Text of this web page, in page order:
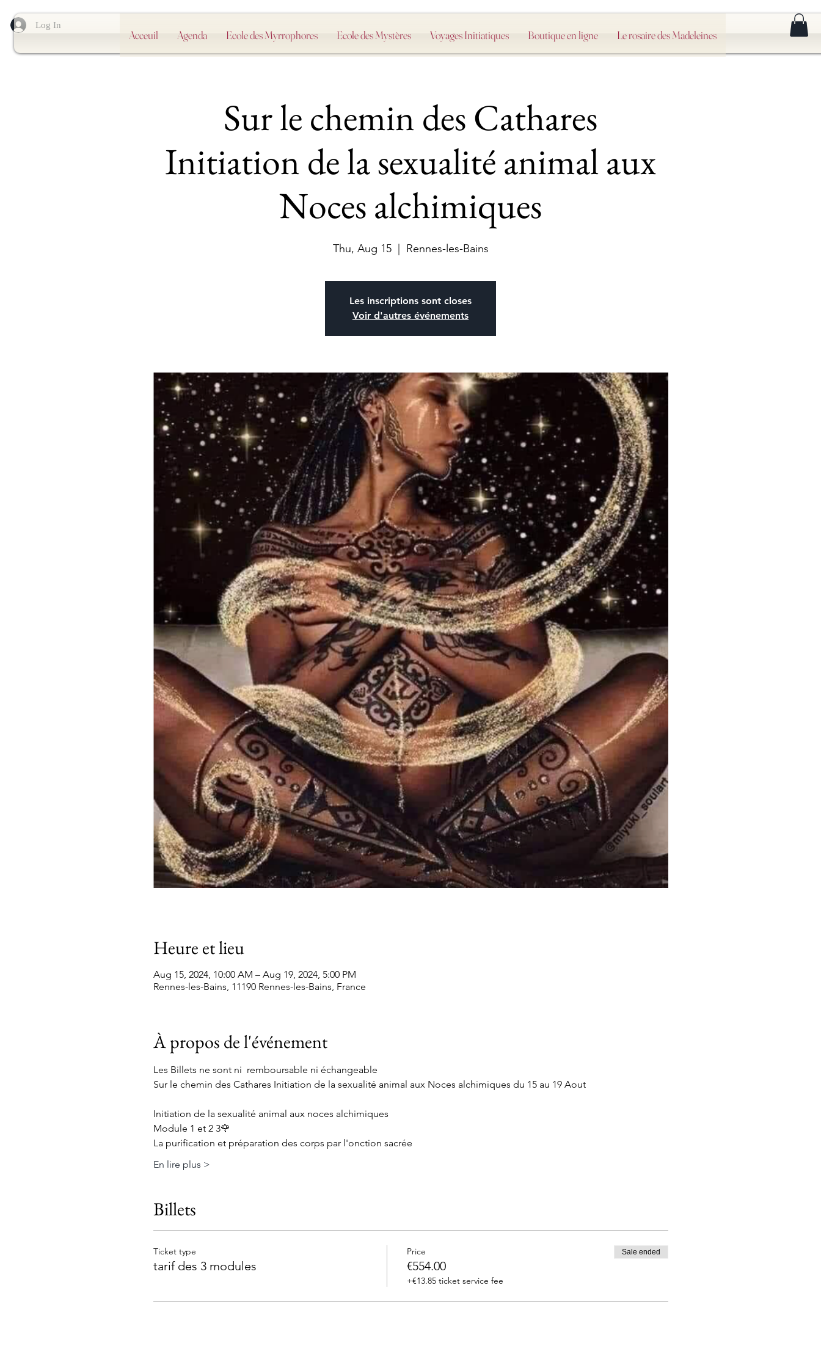
Log In
Acceuil Agenda Ecole des Myrrophores Ecole des Mystères Voyages Initiatiques Boutique en ligne Le rosaire des Madeleines
Sur le chemin des Cathares
Initiation de la sexualité animal aux
Noces alchimiques
Thu, Aug 15
  |
Rennes-les-Bains
Les inscriptions sont closes
Voir d'autres événements
Heure et lieu
Aug 15, 2024, 10:00 AM – Aug 19, 2024, 5:00 PM
Rennes-les-Bains, 11190 Rennes-les-Bains, France
À propos de l'événement
Les Billets ne sont ni  remboursable ni échangeable
Sur le chemin des Cathares Initiation de la sexualité animal aux Noces alchimiques du 15 au 19 Aout
Initiation de la sexualité animal aux noces alchimiques
Module 1 et 2 3🌹
La purification et préparation des corps par l'onction sacrée
En lire plus >
Billets
Ticket type
tarif des 3 modules
Price
€554.00
+€13.85 ticket service fee
Sale ended